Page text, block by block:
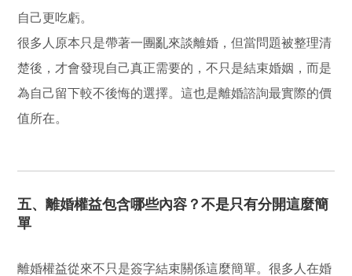
自己更吃虧。
很多人原本只是帶著一團亂來談離婚，但當問題被整理清
楚後，才會發現自己真正需要的，不只是結束婚姻，而是
為自己留下較不後悔的選擇。這也是離婚諮詢最實際的價
值所在。
五、離婚權益包含哪些內容？不是只有分開這麼簡
單
離婚權益從來不只是簽字結束關係這麼簡單。很多人在婚